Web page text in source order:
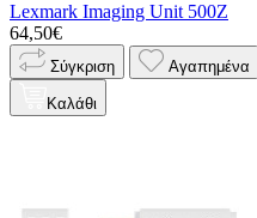
Lexmark Imaging Unit 500Z
64,50€
Σύγκριση Αγαπημένα
Καλάθι